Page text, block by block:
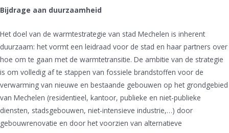
Bijdrage aan duurzaamheid
Het doel van de warmtestrategie van stad Mechelen is inherent
duurzaam: het vormt een leidraad voor de stad en haar partners over
hoe om te gaan met de warmtetransitie. De ambitie van de strategie
is om volledig af te stappen van fossiele brandstoffen voor de
verwarming van nieuwe en bestaande gebouwen op het grondgebied
van Mechelen (residentieel, kantoor, publieke en niet-publieke
diensten, stadsgebouwen, niet-intensieve industrie,…) door
gebouwrenovatie en door het voorzien van alternatieve